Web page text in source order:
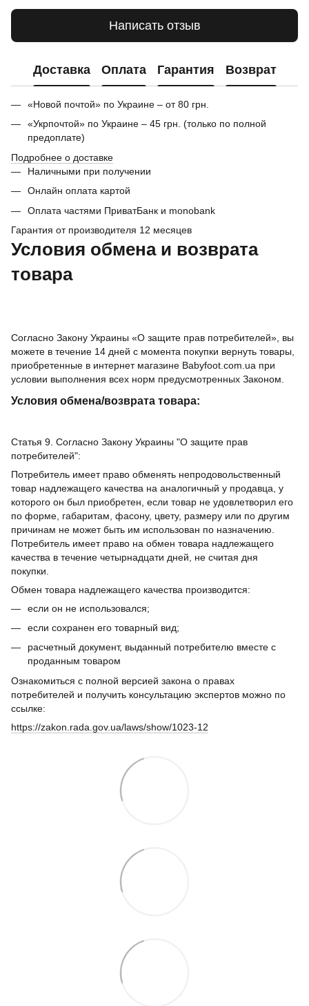
Написать отзыв
Доставка Оплата Гарантия Возврат
«Новой почтой» по Украине – от 80 грн.
«Укрпочтой» по Украине – 45 грн. (только по полной
предоплате)
Подробнее о доставке
Наличными при получении
Онлайн оплата картой
Оплата частями ПриватБанк и monobank
Гарантия от производителя 12 месяцев
Условия обмена и возврата
товара
Согласно Закону Украины «О защите прав потребителей», вы
можете в течение 14 дней с момента покупки вернуть товары,
приобретенные в интернет магазине Babyfoot.com.ua при
условии выполнения всех норм предусмотренных Законом.
Условия обмена/возврата товара:
Статья 9. Согласно Закону Украины "О защите прав
потребителей":
Потребитель имеет право обменять непродовольственный
товар надлежащего качества на аналогичный у продавца, у
которого он был приобретен, если товар не удовлетворил его
по форме, габаритам, фасону, цвету, размеру или по другим
причинам не может быть им использован по назначению.
Потребитель имеет право на обмен товара надлежащего
качества в течение четырнадцати дней, не считая дня
покупки.
Обмен товара надлежащего качества производится:
если он не использовался;
если сохранен его товарный вид;
расчетный документ, выданный потребителю вместе с
проданным товаром
Ознакомиться с полной версией закона о правах
потребителей и получить консультацию экспертов можно по
ссылке:
https://zakon.rada.gov.ua/laws/show/1023-12